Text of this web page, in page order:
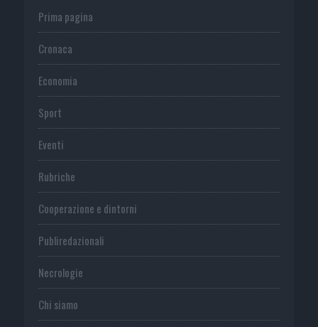
Prima pagina
Cronaca
Economia
Sport
Eventi
Rubriche
Cooperazione e dintorni
Publiredazionali
Necrologie
Chi siamo